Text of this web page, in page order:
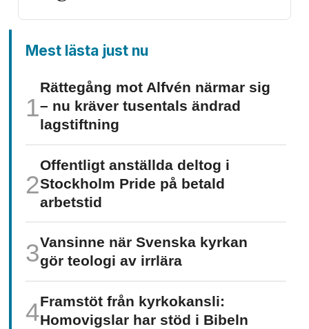
Mest lästa just nu
Rättegång mot Alfvén närmar sig
– nu kräver tusentals ändrad
lagstiftning
Offentligt anställda deltog i
Stockholm Pride på betald
arbetstid
Vansinne när Svenska kyrkan
gör teologi av irrlära
Framstöt från kyrkokansli:
Homo­vigslar har stöd i Bibeln